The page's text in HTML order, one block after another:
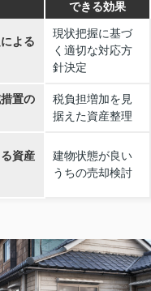
できる効果
よる
現状把握に基づ
く適切な対応方
針決定
置の
税負担増加を見
据えた資産整理
資産
建物状態が良い
うちの売却検討